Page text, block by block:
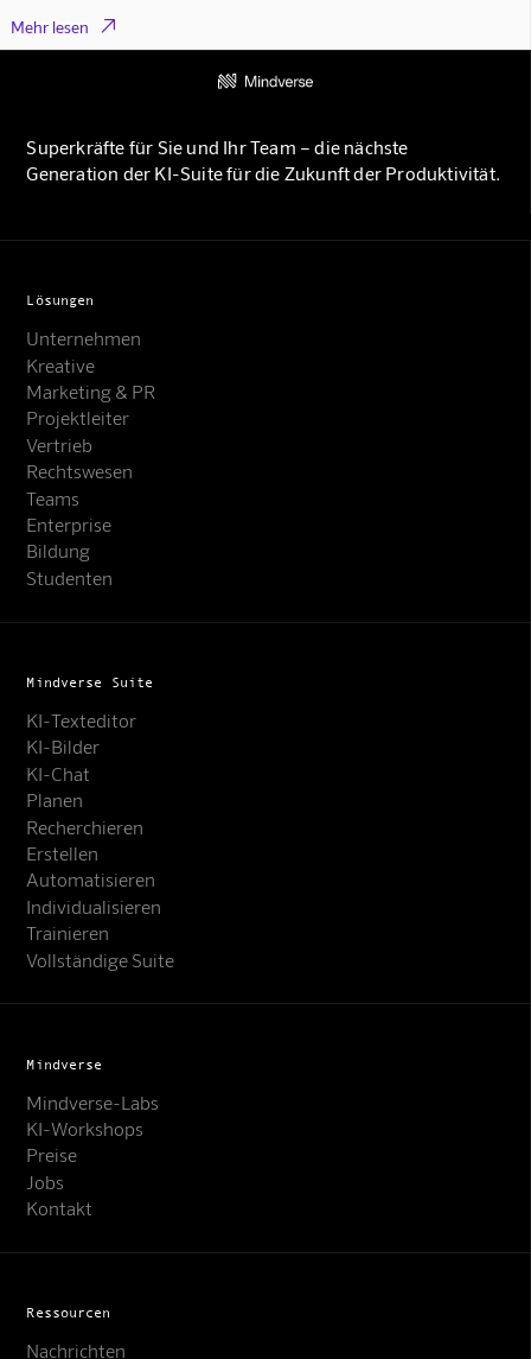
Mehr lesen 
Superkräfte für Sie und Ihr Team – die nächste
Generation der KI-Suite für die Zukunft der Produktivität.
Lösungen
Unternehmen
Kreative
Marketing & PR
Projektleiter
Vertrieb
Rechtswesen
Teams
Enterprise
Bildung
Studenten
Mindverse Suite
KI-Texteditor
KI-Bilder
KI-Chat
Planen
Recherchieren
Erstellen
Automatisieren
Individualisieren
Trainieren
Vollständige Suite
Mindverse
Mindverse-Labs
KI-Workshops
Preise
Jobs
Kontakt
Ressourcen
Nachrichten